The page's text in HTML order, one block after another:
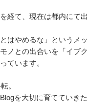
経て、現在は都内にて出
はやめるな」というメッ
ノとの出合いを「イブク
ています。
。
を大切に育てていきた